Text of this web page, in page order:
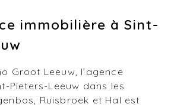
immobilière à Sint-
Groot Leeuw, l’agence
Pieters-Leeuw dans les
Ruisbroek et Hal est